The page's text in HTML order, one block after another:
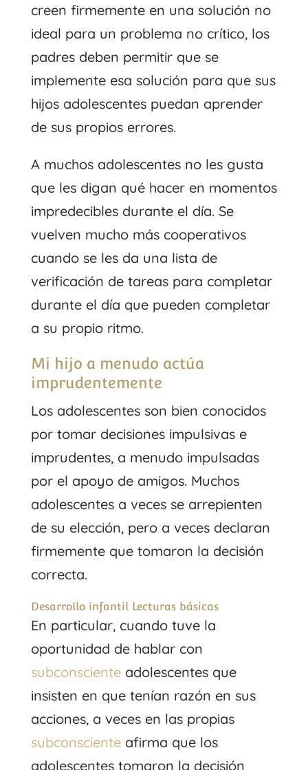
creen firmemente en una solución no
ideal para un problema no crítico, los
padres deben permitir que se
implemente esa solución para que sus
hijos adolescentes puedan aprender
de sus propios errores.
A muchos adolescentes no les gusta
que les digan qué hacer en momentos
impredecibles durante el día. Se
vuelven mucho más cooperativos
cuando se les da una lista de
verificación de tareas para completar
durante el día que pueden completar
a su propio ritmo.
Mi hijo a menudo actúa
imprudentemente
Los adolescentes son bien conocidos
por tomar decisiones impulsivas e
imprudentes, a menudo impulsadas
por el apoyo de amigos. Muchos
adolescentes a veces se arrepienten
de su elección, pero a veces declaran
firmemente que tomaron la decisión
correcta.
Desarrollo infantil Lecturas básicas
En particular, cuando tuve la
oportunidad de hablar con
subconscienteadolescentes que
insisten en que tenían razón en sus
acciones, a veces en las propias
subconscienteafirma que los
adolescentes tomaron la decisión